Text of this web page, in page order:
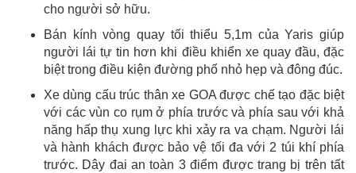
cho người sở hữu.
Bán kính vòng quay tối thiểu 5,1m của Yaris giúp
người lái tự tin hơn khi điều khiển xe quay đầu, đặc
biệt trong điều kiện đường phố nhỏ hẹp và đông đúc.
Xe dùng cấu trúc thân xe GOA được chế tạo đặc biệt
với các vùn co rụm ở phía trước và phía sau với khả
năng hấp thụ xung lực khi xảy ra va chạm. Người lái
và hành khách được bảo vệ tối đa với 2 túi khí phía
trước. Dây đai an toàn 3 điểm được trang bị trên tất